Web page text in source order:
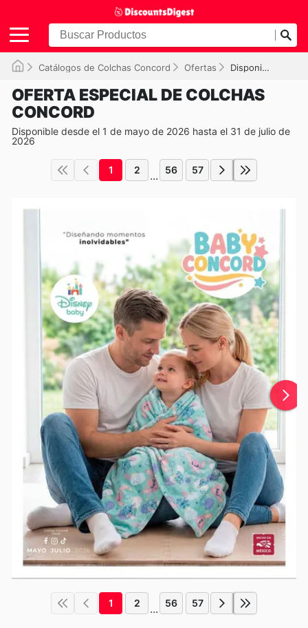
Catálogos de Colchas Concord Ofertas Disponible hasta el 31/07/2026
OFERTA ESPECIAL DE COLCHAS
CONCORD
Disponible desde el 1 de mayo de 2026 hasta el 31 de julio de
2026
1 2 ... 56 57
1 2 ... 56 57